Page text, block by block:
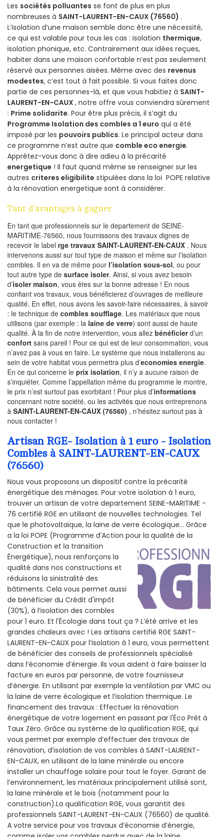
Les sociétés polluantes se font de plus en plus
nombreuses à SAINT-LAURENT-EN-CAUX (76560) .
L’isolation d’une maison semble donc être une nécessité,
ce qui est valable pour tous les cas : isolation thermique,
isolation phonique, etc. Contrairement aux idées reçues,
habiter dans une maison confortable n’est pas seulement
réservé aux personnes aisées. Même avec des revenus
modestes, c’est tout à fait possible. Si vous faites donc
partie de ces personnes-là, et que vous habitiez à SAINT-
LAURENT-EN-CAUX , notre offre vous conviendra sûrement
: Prime solidarite. Pour être plus précis, il s’agit du
Programme Isolation des combles a 1 euro qui a été
imposé par les pouvoirs publics. Le principal acteur dans
ce programme n’est autre que comble eco energie.
Apprêtez-vous donc à dire adieu à la précarité
energetique ! Il faut quand même se renseigner sur les
autres criteres eligibilite stipulées dans la loi POPE relative
à la rénovation energetique sont à considérer.
Tant d’avantages à gagner
En tant que professionnels sur le departement de SEINE-
MARITIME-76560, nous fournissons des travaux dignes de
recevoir le label rge travaux SAINT-LAURENT-EN-CAUX . Nous
intervenons aussi sur tout type de maison et même sur l’isolation
combles. Il en va de même pour l’isolation sous-sol, ou pour
tout autre type de surface isoler. Ainsi, si vous avez besoin
d’isoler maison, vous êtes sur la bonne adresse ! En nous
confiant vos travaux, vous bénéficierez d’ouvrages de meilleure
qualité. En effet, nous avons les savoir-faire nécessaires, à savoir
: le technique de combles soufflage. Les matériaux que nous
utilisons (par exemple : la laine de verre) sont aussi de haute
qualité. À la fin de notre intervention, vous allez bénéficierd’un
confort sans pareil ! Pour ce qui est de leur consommation, vous
n’avez pas à vous en faire. Le système que nous installerons au
sein de votre habitat vous permettra plus d’economies energie.
En ce qui concerne le prix isolation, il n’y a aucune raison de
s’inquiéter. Comme l’appellation même du programme le montre,
le prix n’est surtout pas exorbitant ! Pour plus d’informations
concernant notre société, ou les activités que nous entreprenons
à SAINT-LAURENT-EN-CAUX (76560) , n’hésitez surtout pas à
nous contacter !
Artisan RGE- Isolation à 1 euro - Isolation
Combles à SAINT-LAURENT-EN-CAUX
(76560)
Nous vous proposons un dispositif contre la précarité
énergétique des ménages. Pour votre isolation à 1 euro,
trouver un artisan de votre departement SEINE-MARITIME -
76 certifié RGE en utilisant de nouvelles technologies. Tel
que le photovoltaïque, la laine de verre écologique... Grâce
a la loi POPE (Programme d’Action pour la qualité de la
Construction et la transition
Énergétique), nous renforçons la
qualité dans nos constructions et
réduisons la sinistralité des
bâtiments. Cela vous permet aussi
de bénéficier du Crédit d'impôt
(30%), à l’isolation des combles
pour 1 euro. Et l'Écologie dans tout ça ? L’été arrive et les
grandes chaleurs avec ! Les artisans certifié RGE SAINT-
LAURENT-EN-CAUX pour l’isolation à 1 euro, vous permettent
de bénéficier des conseils de professionnels spécialisé
dans l’économie d’énergie. Ils vous aident à faire baisser la
facture en euros par personne, de votre fournisseur
d’énergie. En utilisant par exemple la ventilation par VMC ou
la laine de verre écologique et l’isolation thermique. Le
financement des travaux : Effectuer la rénovation
énergétique de votre logement en passant par l'Éco Prêt à
Taux Zéro. Grâce au système de la qualification RGE, qui
vous permet par exemple d’effectuer des travaux de
rénovation, d’isolation de vos combles à SAINT-LAURENT-
EN-CAUX, en utilisant de la laine minérale ou encore
installer un chauffage solaire pour tout le foyer. Garant de
l’environnement, les matériaux principalement utilisé sont,
la laine minérale et le bois (notamment pour la
construction).La qualification RGE, vous garantit des
professionnels SAINT-LAURENT-EN-CAUX (76560) de qualité.
A votre service pour vos travaux d’économie d’énergie,